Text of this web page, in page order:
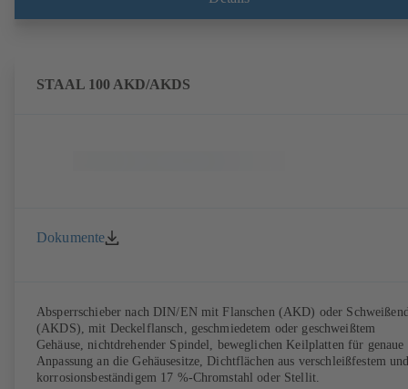
STAAL 100 AKD/AKDS
Dokumente
Absperrschieber nach DIN/EN mit Flanschen (AKD) oder
(AKDS), mit Deckelflansch, geschmiedetem oder geschweißtem
Gehäuse, nichtdrehender Spindel, beweglichen Keilplatten für genaue
Anpassung an die Gehäusesitze, Dichtflächen aus verschleißfestem
korrosionsbeständigem 17 %-Chromstahl oder Stellit.